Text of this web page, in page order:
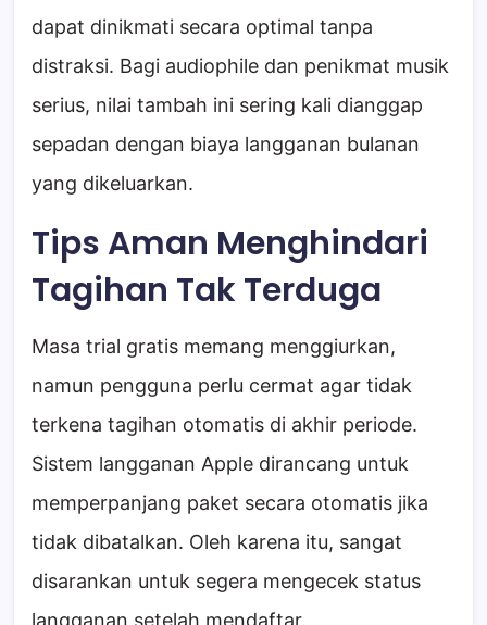
dapat dinikmati secara optimal tanpa
distraksi. Bagi audiophile dan penikmat musik
serius, nilai tambah ini sering kali dianggap
sepadan dengan biaya langganan bulanan
yang dikeluarkan.
Tips Aman Menghindari
Tagihan Tak Terduga
Masa trial gratis memang menggiurkan,
namun pengguna perlu cermat agar tidak
terkena tagihan otomatis di akhir periode.
Sistem langganan Apple dirancang untuk
memperpanjang paket secara otomatis jika
tidak dibatalkan. Oleh karena itu, sangat
disarankan untuk segera mengecek status
langganan setelah mendaftar.